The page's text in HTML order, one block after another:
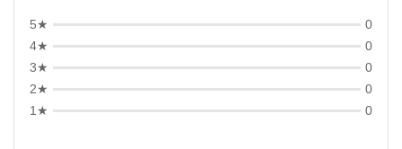
5★
0
4★
0
3★
0
2★
0
1★
0